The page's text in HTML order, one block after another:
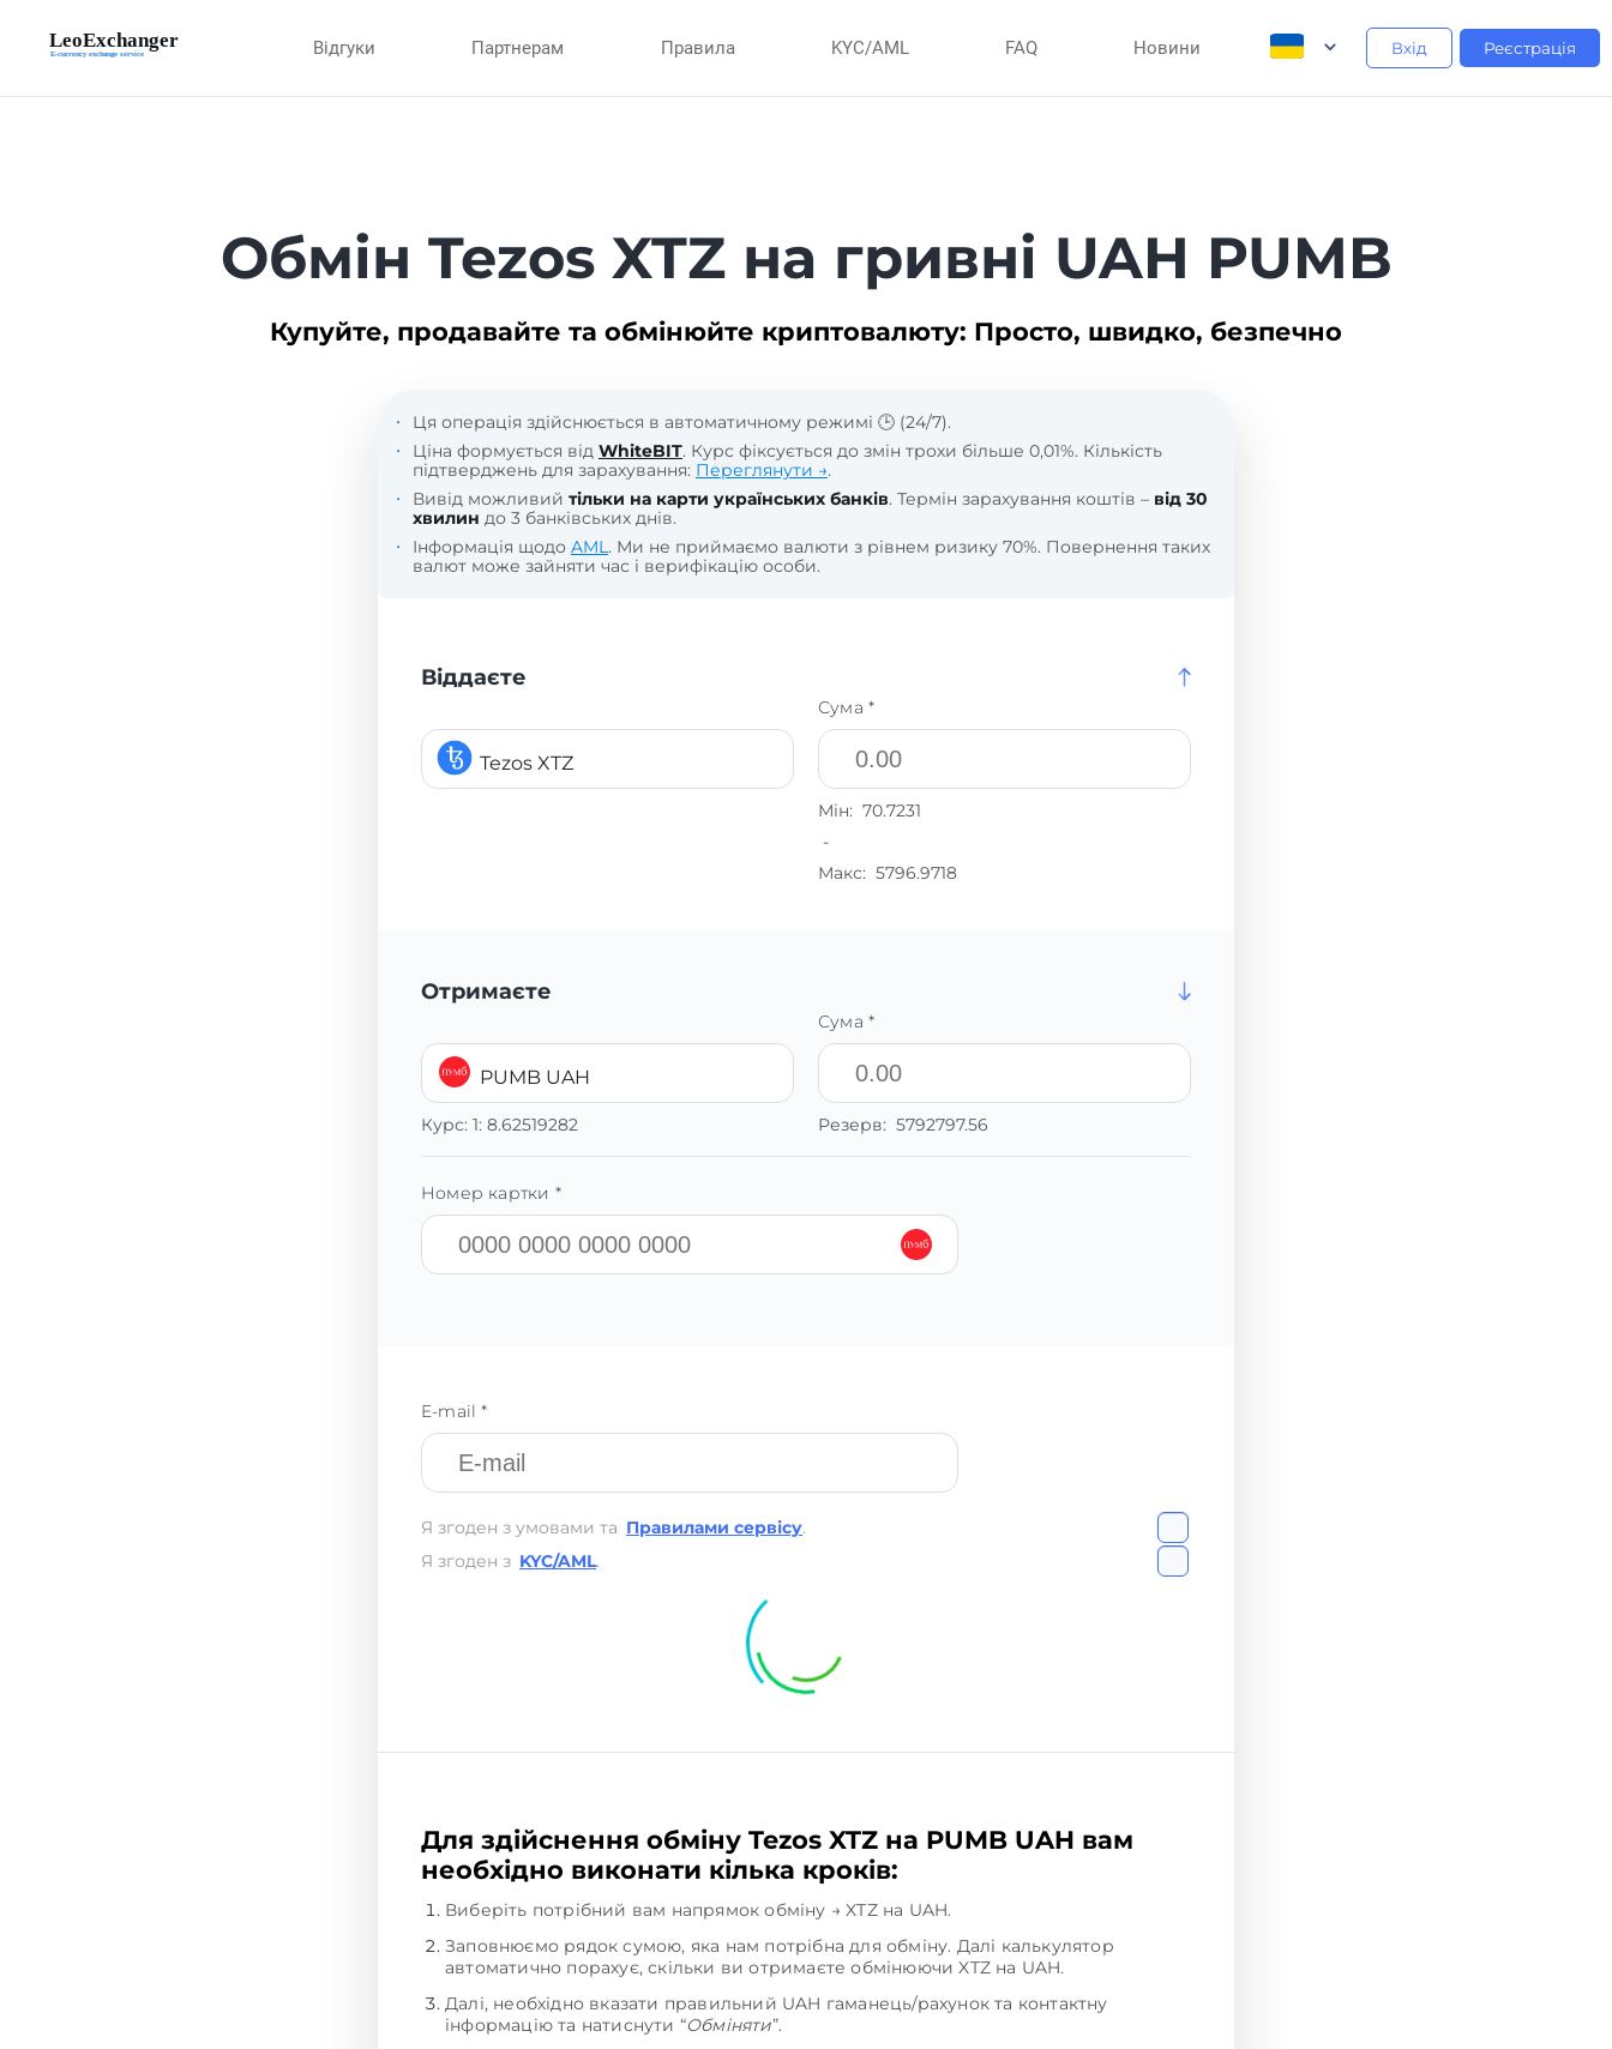
Відгуки Партнерам Правила KYC/AML FAQ Новини Вхід Реєстрація
Обмін Tezos XTZ на гривні UAH PUMB
Купуйте, продавайте та обмінюйте криптовалюту: Просто, швидко, безпечно
Ця операція здійснюється в автоматичному режимі 🕒 (24/7).
Ціна формується від WhiteBIT. Курс фіксується до змін трохи більше 0,01%. Кількість
підтверджень для зарахування: Переглянути →.
Вивід можливий тільки на карти українських банків. Термін зарахування коштів – від 30
хвилин до 3 банківських днів.
Інформація щодо AML. Ми не приймаємо валюти з рівнем ризику 70%. Повернення таких
валют може зайняти час і верифікацію особи.
Віддаєте
Tezos XTZ
Сума *
Мін: 70.7231
-
Макс: 5796.9718
Отримаєте
PUMB UAH
Курс: 1: 8.62519282
Сума *
Резерв: 5792797.56
Номер картки *
E-mail *
Я згоден з умовами та Правилами сервісу.
Я згоден з KYC/AML.
Для здійснення обміну Tezos XTZ на PUMB UAH вам
необхідно виконати кілька кроків:
Виберіть потрібний вам напрямок обміну → XTZ на UAH.
Заповнюємо рядок сумою, яка нам потрібна для обміну. Далі калькулятор
автоматично порахує, скільки ви отримаєте обмінюючи XTZ на UAH.
Далі, необхідно вказати правильний UAH гаманець/рахунок та контактну
інформацію та натиснути “Обміняти”.